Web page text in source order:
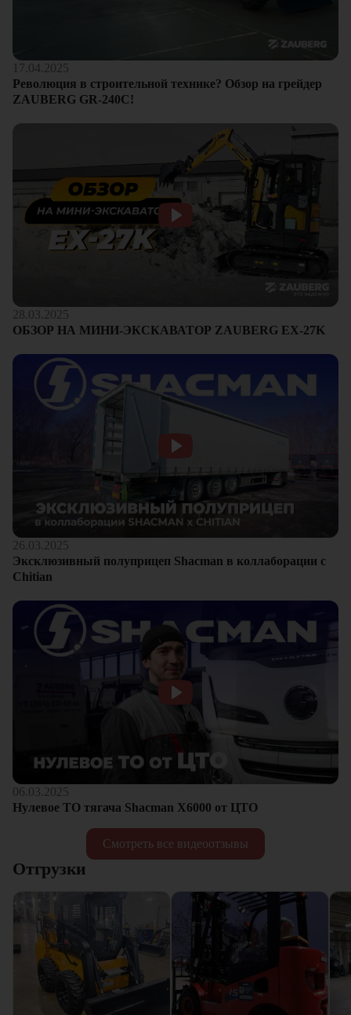
Смотреть все видеоотзывы
17.04.2025
Революция в строительной технике? Обзор на грейдер
ZAUBERG GR-240C!
28.03.2025
ОБЗОР НА МИНИ-ЭКСКАВАТОР ZAUBERG EX-27K
26.03.2025
Эксклюзивный полуприцеп Shacman в коллаборации с
Chitian
06.03.2025
Нулевое ТО тягача Shacman Х6000 от ЦТО
Отгрузки